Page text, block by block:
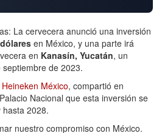
La cervecera anunció una inversión
en México, y una parte irá
en Kanasín, Yucatán, un
de 2023.
México, compartió en
Nacional que esta inversión se
2028.
nuestro compromiso con México.